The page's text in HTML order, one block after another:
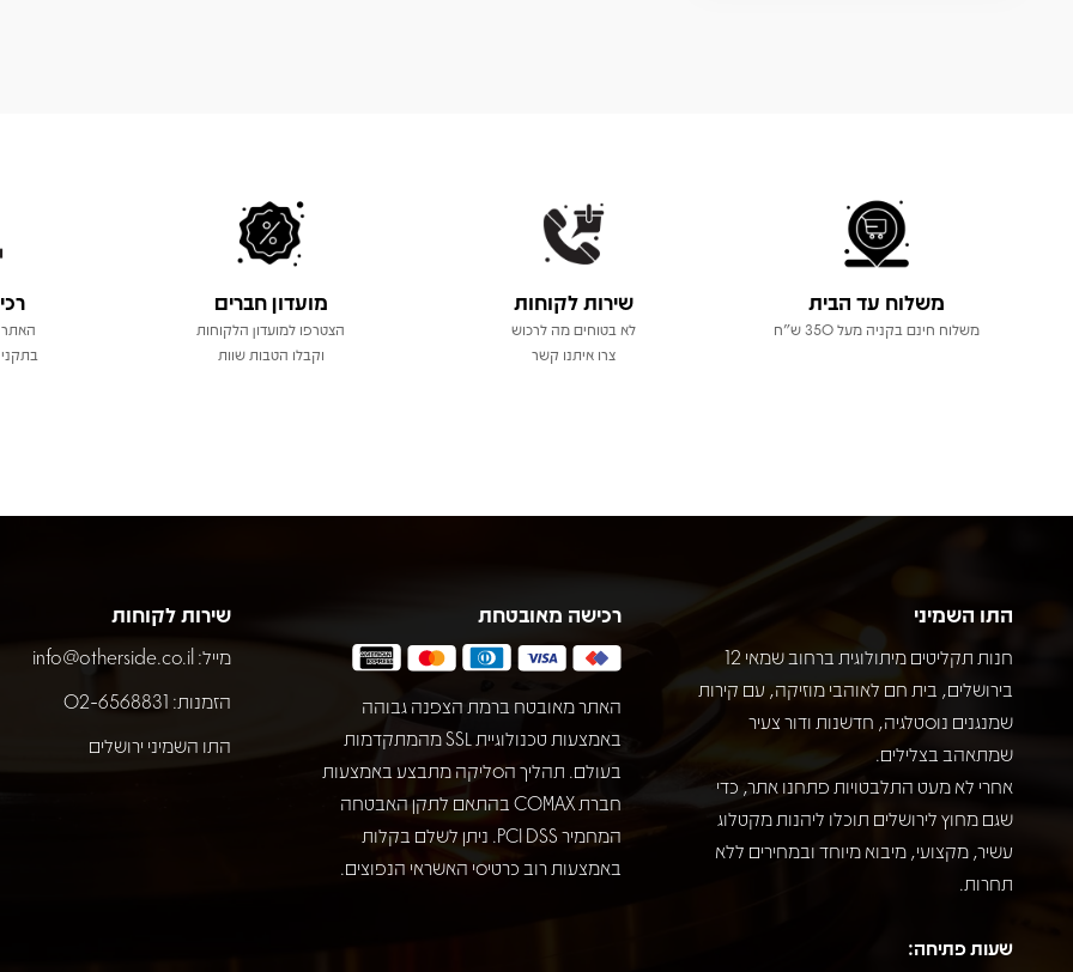
משלוח עד הבית
משלוח חינם בקניה מעל 350 ש"ח
שירות לקוחות
לא בטוחים מה לרכוש
צרו איתנו קשר
מועדון חברים
הצטרפו למועדון הלקוחות
וקבלו הטבות שוות
התו השמיני
חנות תקליטים מיתולוגית ברחוב שמאי 12
בירושלים, בית חם לאוהבי מוזיקה, עם קירות
שמנגנים נוסטלגיה, חדשנות ודור צעיר
שמתאהב בצלילים.
אחרי לא מעט התלבטויות פתחנו אתר, כדי
שגם מחוץ לירושלים תוכלו ליהנות מקטלוג
עשיר, מקצועי, מיבוא מיוחד ובמחירים ללא
תחרות.
שעות פתיחה:
רכישה מאובטחת
האתר מאובטח ברמת הצפנה גבוהה
באמצעות טכנולוגיית SSL מהמתקדמות
בעולם. תהליך הסליקה מתבצע באמצעות
חברת COMAX בהתאם לתקן האבטחה
המחמיר PCI DSS. ניתן לשלם בקלות
באמצעות רוב כרטיסי האשראי הנפוצים.
שירות לקוחות
מייל: info@otherside.co.il
הזמנות: 02-6568831
התו השמיני ירושלים